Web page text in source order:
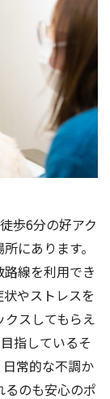
歩6分の好アク
にあります。
線を利用でき
やストレスを
スしてもらえ
指しているそ
常的な不調か
るのも安心のポ